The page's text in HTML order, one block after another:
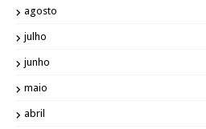
agosto
julho
junho
maio
abril